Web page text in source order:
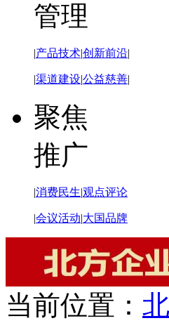
管理
|产品技术|创新前沿|
|渠道建设|公益慈善|
聚焦
推广
|消费民生|观点评论
|会议活动|大国品牌
当前位置：